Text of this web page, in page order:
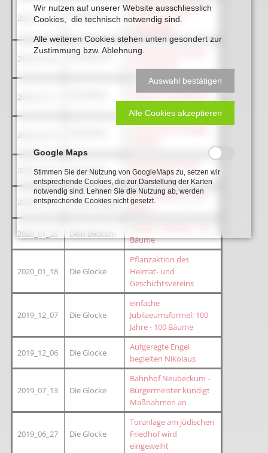
2020_12_12 Die Glocke
Neubeckum Bahnhof -
sanierungs und
2020_07_22 Wersekurier
Heimatverein werkelt
2020_07_17
Heimatforschung wird
als Buch veröffentlicht
2020_05_18
2020_02_19 Die Glocke
Ehrenrunde
2020_01_26 Stadtanzeiger
Nach 100 Jahren noch
Ideen
2020_01_20 Dein Beckum
Bäume
2020_01_18 Die Glocke
Pflanzaktion des
Heimat- und
Geschichtsvereins
2019_12_07 Die Glocke
einfache
Jubilaeumsformel: 100
Jahre - 100 Bäume
2019_12_06 Die Glocke
Aufgeregte Engel
begleiten Nikolaus
2019_07_13 Die Glocke
Bahnhof Neubeckum -
Bürgermeister kündigt
Maßnahmen an
2019_06_27 Die Glocke
Toranlage am jüdischen
Friedhof wird
eingeweiht
Wir nutzen auf unserer Website ausschliesslich
Cookies, die technisch notwendig sind.
Alle weiteren Cookies stehen unten gesondert zur
Zustimmung bzw. Ablehnung.
Auswahl bestätigen
Alle Cookies akzeptieren
Google Maps
Stimmen Sie der Nutzung von GoogleMaps zu, setzen wir
entsprechende Cookies, die zur Darstellung der Karten
notwendig sind. Lehnen Sie die Nutzung ab, werden
entsprechende Cookies nicht gesetzt.